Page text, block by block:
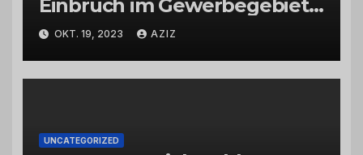
Einbruch im Gewerbegebiet
Wittlich
OKT. 19, 2023 AZIZ
UNCATEGORIZED